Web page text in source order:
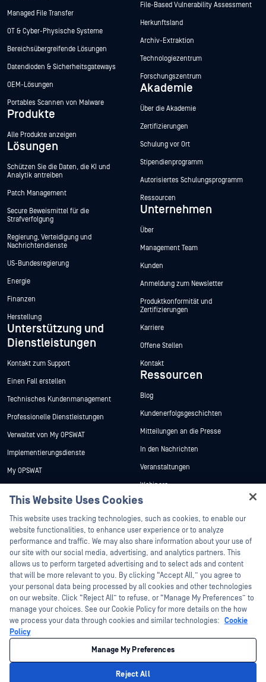
Managed File Transfer
OT & Cyber-Physische Systeme
Bereichsübergreifende Lösungen
Datendioden & Sicherheitsgateways
OEM-Lösungen
Portables Scannen von Malware
Produkte
Alle Produkte anzeigen
Lösungen
Schützen Sie die Daten, die KI und
Analytik antreiben
Patch Management
Secure Beweismittel für die
Strafverfolgung
Regierung, Verteidigung und
Nachrichtendienste
US-Bundesregierung
Energie
Finanzen
Herstellung
Unterstützung und
Dienstleistungen
Kontakt zum Support
Einen Fall erstellen
Technisches Kundenmanagement
Professionelle Dienstleistungen
Verwaltet von My OPSWAT
Implementierungsdienste
My OPSWAT
Ausbildung
Programm zur Behebung von
Sicherheitslücken
Partner
Zertifizierung
Technologie-Partner
Partner Programm
File-Based Vulnerability Assessment
Herkunftsland
Archiv-Extraktion
Technologiezentrum
Forschungszentrum
Akademie
Über die Akademie
Zertifizierungen
Schulung vor Ort
Stipendienprogramm
Autorisiertes Schulungsprogramm
Ressourcen
Unternehmen
Über
Management Team
Kunden
Anmeldung zum Newsletter
Produktkonformität und
Zertifizierungen
Karriere
Offene Stellen
Kontakt
Ressourcen
Blog
Kundenerfolgsgeschichten
Mitteilungen an die Presse
In den Nachrichten
Veranstaltungen
Webinare
Datenblätter
Weiße Papiere
Kostenlose Tools
©2026 OPSWAT . Alle Rechte vorbehalten. OPSWAT, MetaDefender, Metascan,
MetaAccess, das OPSWAT , Trust no File. Trust No Device., OPSWAT , Protecting the
World's Critical Infrastructure, Deep CDR™ Technology, InQuest, das InQuest-Logo,
DFI, RetroHunt, Deep File Inspection und Join the Hunt sind Marken von OPSWAT .
Marken von Drittanbietern sind Eigentum ihrer jeweiligen Inhaber.
Cookie-Präferenzen verwalten
This Website Uses Cookies
This website uses tracking technologies, such as cookies, to enable our
website functionalities, to enhance user experience or to analyze
performance and traffic. We may also share information about your use of
our site with our social media, advertising, and analytics partners. This
allows us to perform targeted advertising and to select ads and content
that will be more relevant to you. By clicking “Accept All,” you agree to
your personal data being processed by all cookies and other technologies
on our website. Click “Reject All” to refuse, or “Manage My Preferences” to
manage your choices. See our Cookie Policy for more details on the how
we process your data through cookies and similar technologies: Cookie
Policy
Manage My Preferences
Reject All
Hey there!
I'm Ozzy, your OPSWAT virtual assistant.
How can I help you secure what's critical
today?